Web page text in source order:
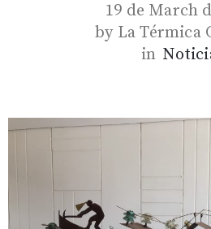
19 de March
by La Térmica
in